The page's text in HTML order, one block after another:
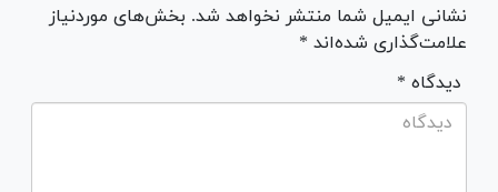
نشانی ایمیل شما منتشر نخواهد شد. بخش‌های موردنیاز
علامت‌گذاری شده‌اند *
* دیدگاه